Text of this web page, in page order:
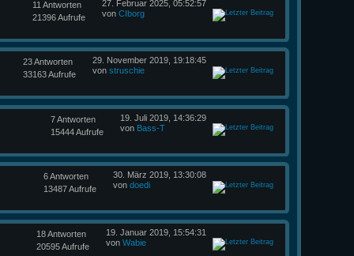
27. Februar 2025, 05:52:57
vonCIborg
11 Antworten
21396 Aufrufe
29. November 2019, 19:18:45
vonstruschie
23 Antworten
33163 Aufrufe
19. Juli 2019, 14:36:29
von Bass-T
7 Antworten
15444 Aufrufe
30. März 2019, 13:30:08
vondoedi
6 Antworten
13487 Aufrufe
19. Januar 2019, 15:54:31
vonWabie
18 Antworten
20595 Aufrufe